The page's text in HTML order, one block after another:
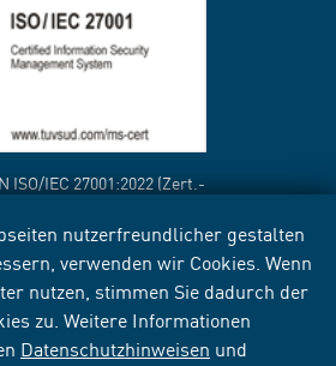
nutzerfreundlicher gestalten
verwenden wir Cookies. Wenn
nutzen, stimmen Sie dadurch der
zu. Weitere Informationen
Datenschutzhinweisen und
ISO/IEC 27001:2022 (Zert.-